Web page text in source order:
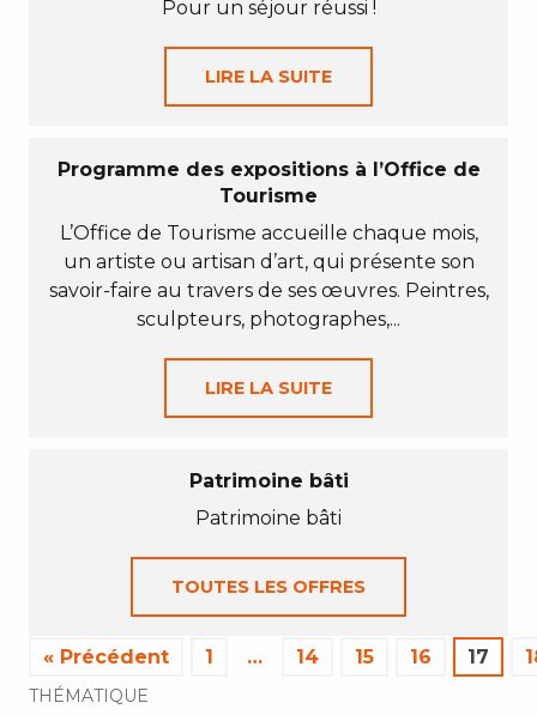
Pour un séjour réussi !
LIRE LA SUITE
Programme des expositions à l’Office de
Tourisme
L’Office de Tourisme accueille chaque mois,
un artiste ou artisan d’art, qui présente son
savoir-faire au travers de ses œuvres. Peintres,
sculpteurs, photographes,...
LIRE LA SUITE
Patrimoine bâti
Patrimoine bâti
TOUTES LES OFFRES
« Précédent 1 … 14 15 16 17
THÉMATIQUE